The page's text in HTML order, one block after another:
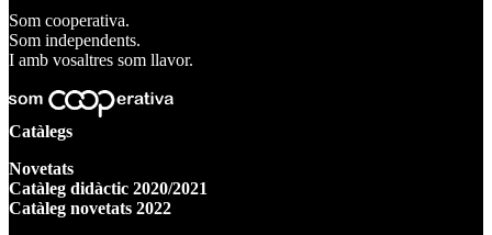
Som cooperativa.
Som independents.
I amb vosaltres som llavor.
Catàlegs
Novetats
Catàleg didàctic 2020/2021
Catàleg novetats 2022